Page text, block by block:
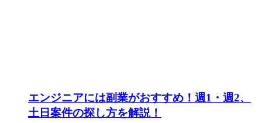
エンジニアには副業がおすすめ！週1・週2、
土日案件の探し方を解説！